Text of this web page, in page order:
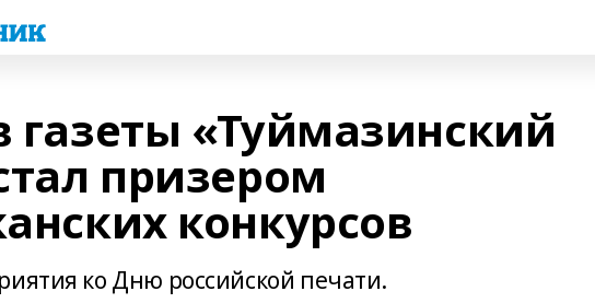
газеты «Туймазинский
призером
конкурсов
ко Дню российской печати.